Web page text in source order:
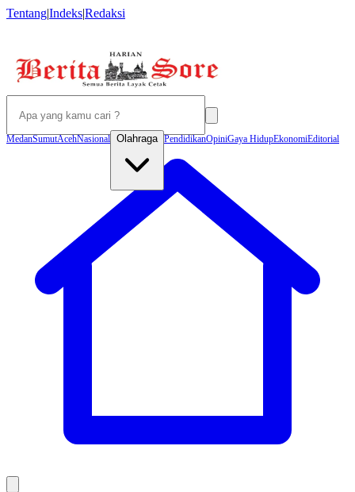
Tentang|Indeks|Redaksi
MedanSumutAcehNasional Olahraga PendidikanOpiniGaya HidupEkonomiEditorial